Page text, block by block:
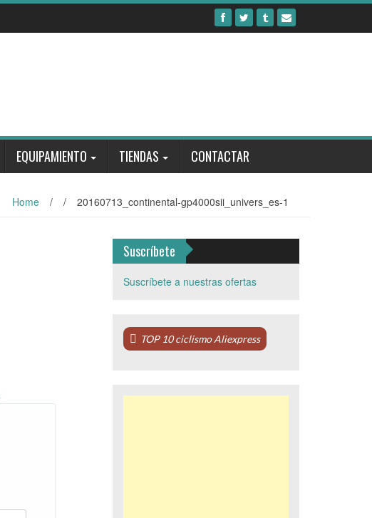
EQUIPAMIENTO TIENDAS CONTACTAR
Home / / 20160713_continental-gp4000sii_univers_es-1
Suscríbete
Suscríbete a nuestras ofertas
TOP 10 ciclismo Aliexpress